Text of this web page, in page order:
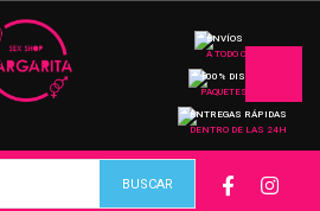
ENVÍOS
A TODO CHILE
100% DISCRETO
PAQUETES
ENTREGAS RÁPIDAS
DENTRO DE LAS 24H